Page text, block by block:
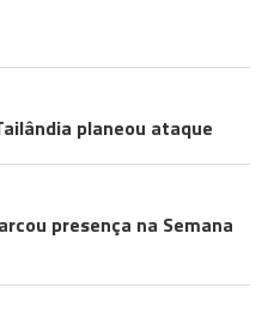
planeou ataque
presença na Semana